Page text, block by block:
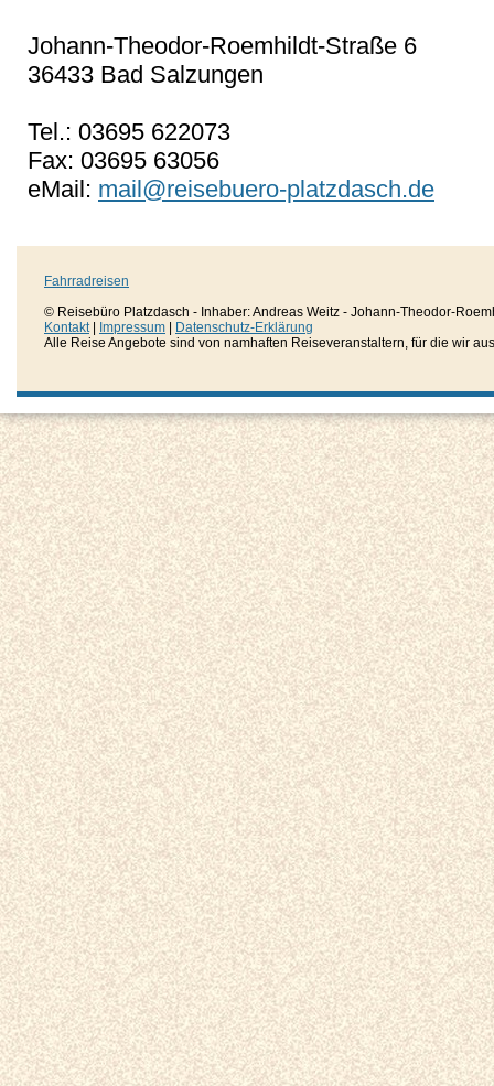
Johann-Theodor-Roemhildt-Straße 6
36433 Bad Salzungen
Tel.: 03695 622073
Fax: 03695 63056
eMail: mail@reisebuero-platzdasch.de
Fahrradreisen
© Reisebüro Platzdasch - Inhaber: Andreas Weitz - Johann-Theodor-
Kontakt| Impressum
Datenschutz-Erklärung
Alle Reise Angebote sind von namhaften Reiseveranstaltern, für die wir